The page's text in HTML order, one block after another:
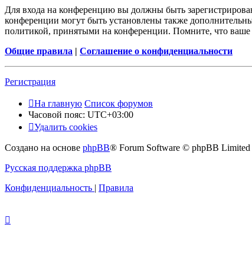
Для входа на конференцию вы должны быть
конференции могут быть установлены также
политикой, принятыми на конференции. Помните, что ваше
Общие правила | Соглашение о конфиденциальности
Регистрация
На главную Список форумов
Часовой пояс: UTC+03:00
Удалить cookies
Создано на основе phpBB® Forum Software © phpBB Limited
Русская поддержка phpBB
Конфиденциальность | Правила